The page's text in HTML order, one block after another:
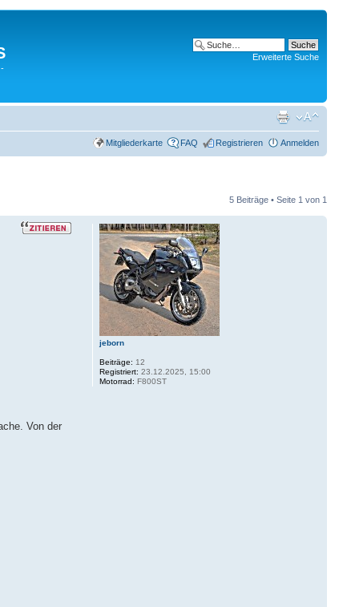
Erweiterte Suche
Mitgliederkarte FAQ Registrieren Anmelden
5 Beiträge • Seite 1 von 1
Von der
jeborn
Beiträge: 12
Registriert: 23.12.2025, 15:00
Motorrad: F800ST